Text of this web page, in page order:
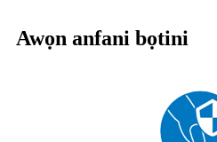
Awọn anfani bọtini